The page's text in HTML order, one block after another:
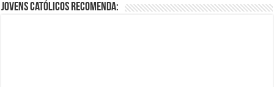
Jovens Católicos Recomenda: